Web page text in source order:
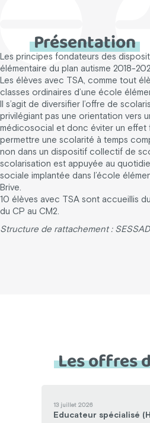
Présentation
Les principes fondateurs des
élémentaire du plan autisme 2018-
Les élèves avec TSA, comme tout
classes ordinaires d’une école
Il s’agit de diversifier l’offre de
privilégiant pas une orientation vers
médicosocial et donc éviter un effet
permettre une scolarité à temps
non dans un dispositif collectif de
scolarisation est appuyée au
sociale implantée dans l’école
Brive.
10 élèves avec TSA sont accueillis
du CP au CM2.
Structure de rattachement :
Les offres
13 juillet 2026
Educateur spécialisé